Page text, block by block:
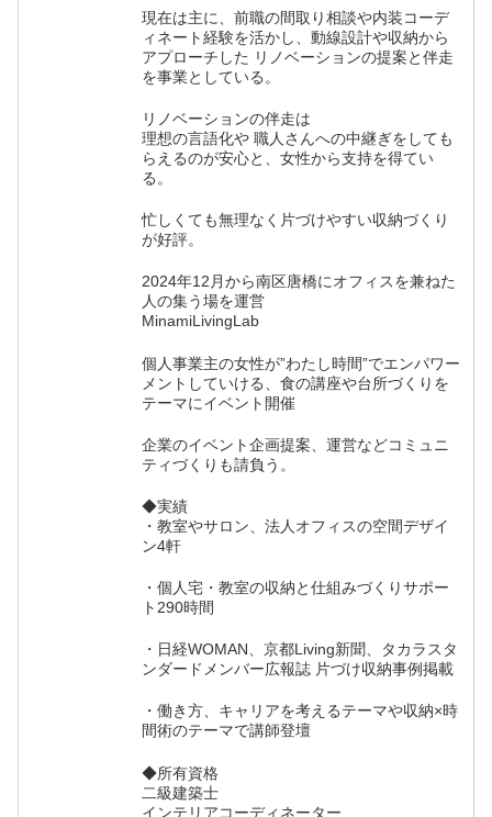
現在は主に、前職の間取り相談や内装コーデ
ィネート経験を活かし、動線設計や収納から
アプローチした リノベーションの提案と伴走
を事業としている。
リノベーションの伴走は
理想の言語化や 職人さんへの中継ぎをしても
らえるのが安心と、女性から支持を得てい
る。
忙しくても無理なく片づけやすい収納づくり
が好評。
2024年12月から南区唐橋にオフィスを兼ねた
人の集う場を運営
MinamiLivingLab
個人事業主の女性が”わたし時間”でエンパワー
メントしていける、食の講座や台所づくりを
テーマにイベント開催
企業のイベント企画提案、運営などコミュニ
ティづくりも請負う。
◆実績
・教室やサロン、法人オフィスの空間デザイ
ン4軒
・個人宅・教室の収納と仕組みづくりサポー
ト290時間
・日経WOMAN、京都Living新聞、タカラスタ
ンダードメンバー広報誌 片づけ収納事例掲載
・働き方、キャリアを考えるテーマや収納×時
間術のテーマで講師登壇
◆所有資格
二級建築士
インテリアコーディネーター